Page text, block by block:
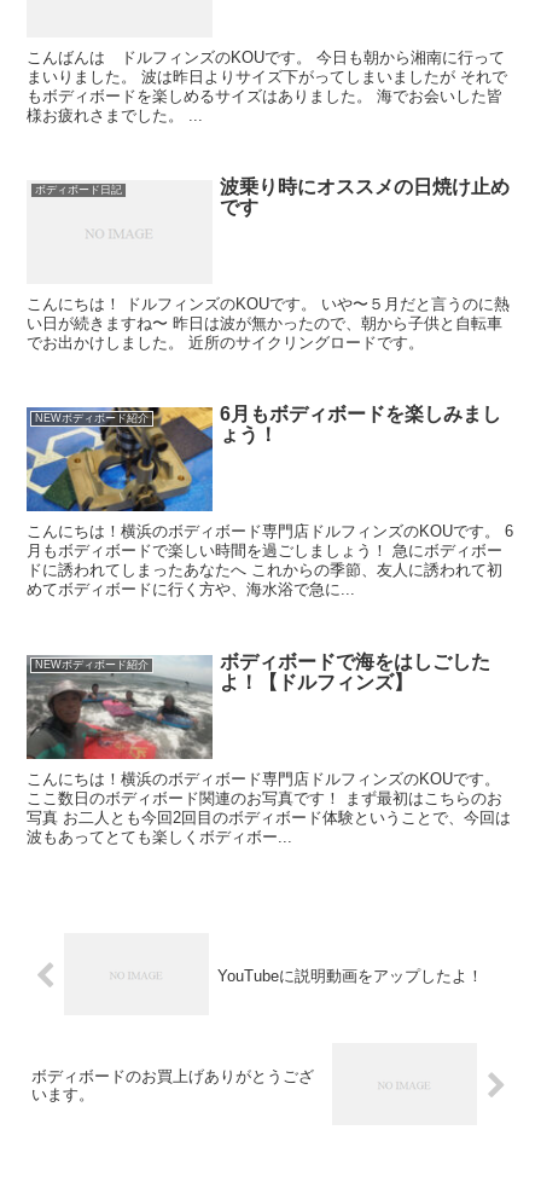
こんばんは ドルフィンズのKOUです。 今日も朝から湘南に行って
まいりました。 波は昨日よりサイズ下がってしまいましたが それで
もボディボードを楽しめるサイズはありました。 海でお会いした皆
様お疲れさまでした。 ...
ボディボード日記
波乗り時にオススメの日焼け止め
です
こんにちは！ ドルフィンズのKOUです。 いや〜５月だと言うのに熱
い日が続きますね〜 昨日は波が無かったので、朝から子供と自転車
でお出かけしました。 近所のサイクリングロードです。
NEWボディボード紹介
6月もボディボードを楽しみまし
ょう！
こんにちは！横浜のボディボード専門店ドルフィンズのKOUです。 6
月もボディボードで楽しい時間を過ごしましょう！ 急にボディボー
ドに誘われてしまったあなたへ これからの季節、友人に誘われて初
めてボディボードに行く方や、海水浴で急に...
NEWボディボード紹介
ボディボードで海をはしごした
よ！【ドルフィンズ】
こんにちは！横浜のボディボード専門店ドルフィンズのKOUです。
ここ数日のボディボード関連のお写真です！ まず最初はこちらのお
写真 お二人とも今回2回目のボディボード体験ということで、今回は
波もあってとても楽しくボディボー...
YouTubeに説明動画をアップしたよ！
ボディボードのお買上げありがとうござ
います。